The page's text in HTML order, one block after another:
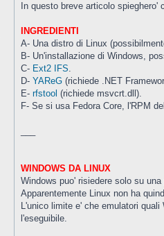
In questo breve articolo
INGREDIENTI
A- Una distro di Linux
B- Un'installazione di Windows,
C- Ext2 IFS.
D- YAReG (richiede .NET
E- rfstool (richiede msvcrt.dll).
F- Se si usa Fedora Core, l'RPM
WINDOWS DA LINUX
Windows puo' risiedere solo su
Apparentemente Linux non ha
L'unico limite e' che emulatori
l'eseguibile.